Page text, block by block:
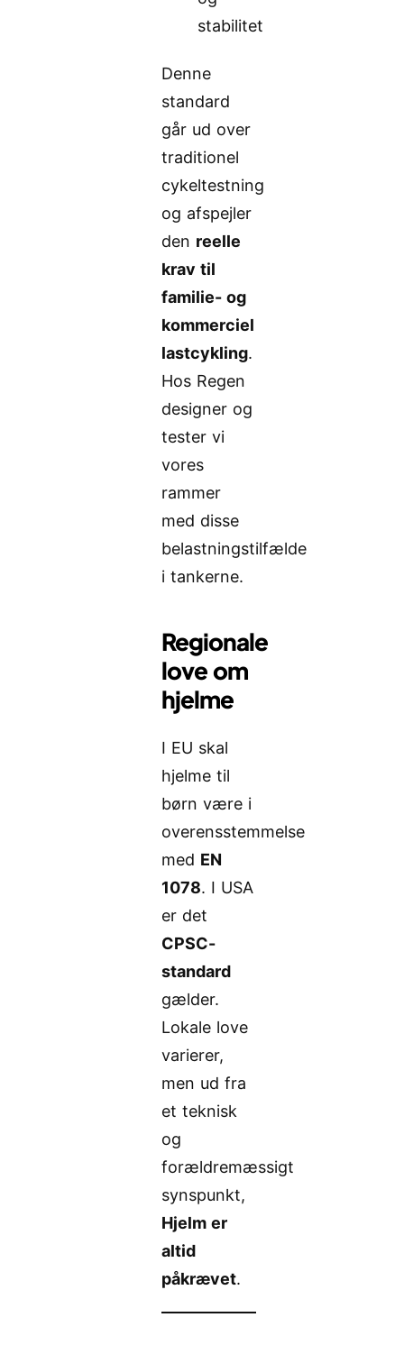
stabilitet
Denne
standard
går ud over
traditionel
cykeltestning
og afspejler
den reelle
krav til
familie- og
kommerciel
lastcykling.
Hos Regen
designer og
tester vi
vores
rammer
med disse
belastningstilfælde
i tankerne.
Regionale
love om
hjelme
I EU skal
hjelme til
børn være i
overensstemmelse
med EN
1078. I USA
er det
CPSC-
standard
gælder.
Lokale love
varierer,
men ud fra
et teknisk
og
forældremæssigt
synspunkt,
Hjelm er
altid
påkrævet.